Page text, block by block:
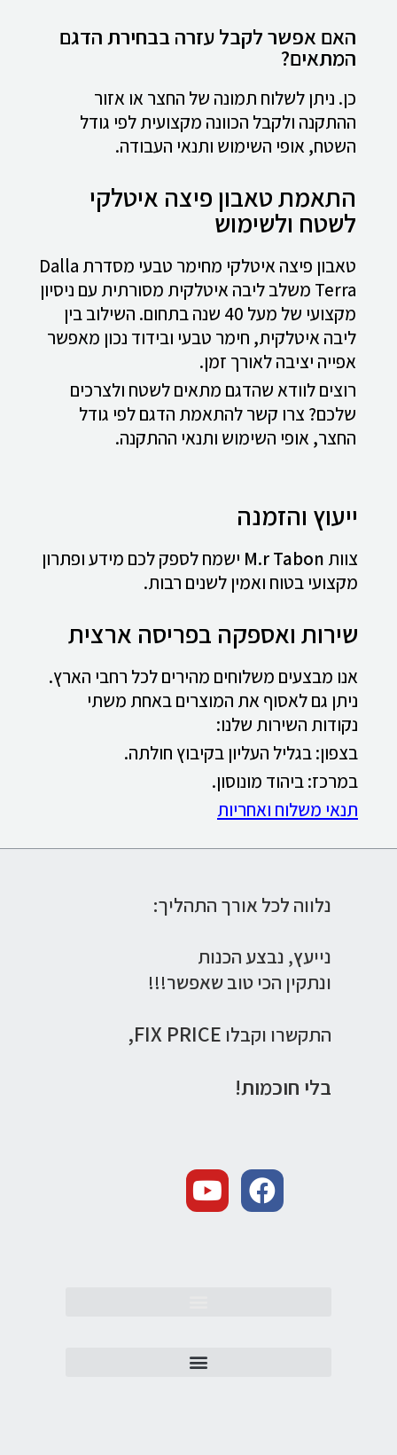
האם אפשר לקבל עזרה בבחירת הדגם
המתאים?
כן. ניתן לשלוח תמונה של החצר או אזור
ההתקנה ולקבל הכוונה מקצועית לפי גודל
השטח, אופי השימוש ותנאי העבודה.
התאמת טאבון פיצה איטלקי
לשטח ולשימוש
טאבון פיצה איטלקי מחימר טבעי מסדרת Dalla
Terra משלב ליבה איטלקית מסורתית עם ניסיון
מקצועי של מעל 40 שנה בתחום. השילוב בין
ליבה איטלקית, חימר טבעי ובידוד נכון מאפשר
אפייה יציבה לאורך זמן.
רוצים לוודא שהדגם מתאים לשטח ולצרכים
שלכם? צרו קשר להתאמת הדגם לפי גודל
החצר, אופי השימוש ותנאי ההתקנה.
ייעוץ והזמנה
צוות M.r Tabon ישמח לספק לכם מידע ופתרון
מקצועי בטוח ואמין לשנים רבות.
שירות ואספקה בפריסה ארצית
אנו מבצעים משלוחים מהירים לכל רחבי הארץ.
ניתן גם לאסוף את המוצרים באחת משתי
נקודות השירות שלנו:
בצפון: בגליל העליון בקיבוץ חולתה.
במרכז: ביהוד מונוסון.
תנאי משלוח ואחריות
נלווה לכל אורך התהליך:
נייעץ, נבצע הכנות
ונתקין הכי טוב שאפשר!!!
התקשרו וקבלו FIX PRICE,
בלי חוכמות!